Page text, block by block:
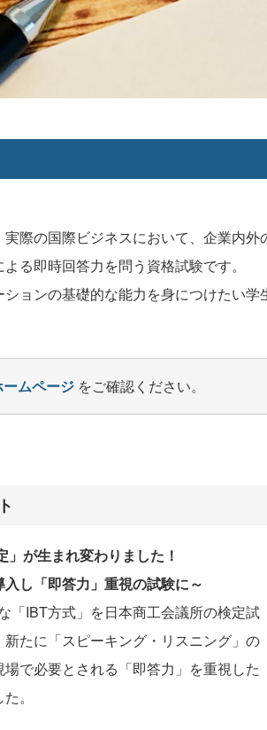
実際の国際ビジネスにおいて、企業内
る即時回答力を問う資格試験です。
ョンの基礎的な能力を身につけたい
ムページ をご確認ください。
が生まれ変わりました！
し「即答力」重視の試験に～
「IBT方式」を日本商工会議所の検定試
たに「スピーキング・リスニング」の
で必要とされる「即答力」を重視した
。